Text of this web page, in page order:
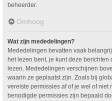
beheerder.
Omhoog
Wat zijn mededelingen?
Mededelingen bevatten vaak
het lezen bent, je kunt deze
lezen. Mededelingen verschijnen
waarin ze geplaatst zijn. Zoals bij
vereiste permissies af of je wel of
benodigde permissies zijn bepaald